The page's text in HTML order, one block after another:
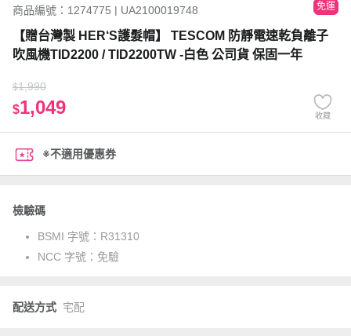
商品編號：1274775 | UA2100019748 免運
【贈台灣製 HER‘S護髮帽】 TESCOM 防靜電速乾負離子
吹風機TID2200 / TID2200TW -白色 公司貨 保固一年
$1,990
$1,049 收藏
※不適用優惠券
檢驗碼
BSMI 字號： R31310
NCC 字號： 免驗
配送方式 宅配